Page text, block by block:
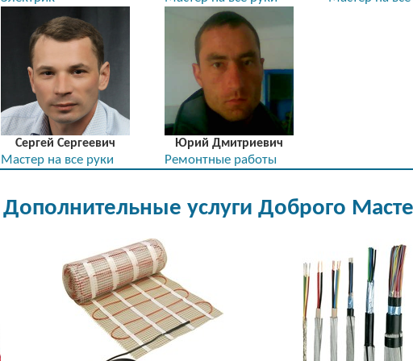
Сергей Сергеевич
Мастер на все руки
Юрий Дмитриевич
Ремонтные работы
Дополнительные услуги Доброго